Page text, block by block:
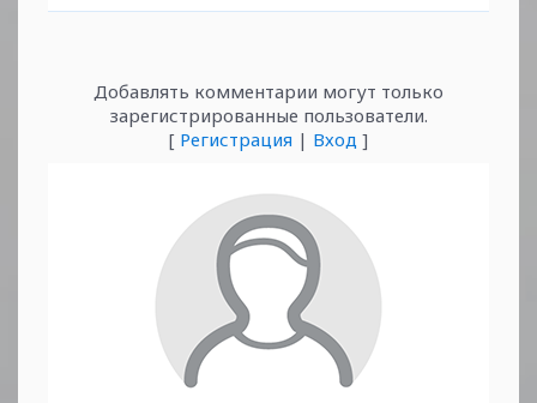
Добавлять комментарии могут только
зарегистрированные пользователи.
[ Регистрация | Вход ]